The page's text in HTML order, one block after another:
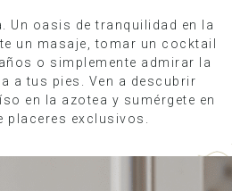
Un oasis de tranquilidad en la
un masaje, tomar un cocktail
o simplemente admirar la
a tus pies. Ven a descubrir
en la azotea y sumérgete en
placeres exclusivos.